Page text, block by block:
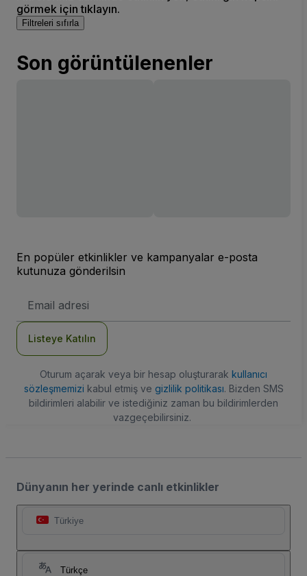
görmek için tıklayın.
Filtreleri sıfırla
Son görüntülenenler
En popüler etkinlikler ve kampanyalar e-posta
kutunuza gönderilsin
posta
Listeye Katılın
Oturum açarak veya bir hesap oluşturarak kullanıcı
sözleşmemizi kabul etmiş ve gizlilik politikası. Bizden SMS
bildirimleri alabilir ve istediğiniz zaman bu bildirimlerden
vazgeçebilirsiniz.
Dünyanın her yerinde canlı etkinlikler
Türkiye
Türkçe